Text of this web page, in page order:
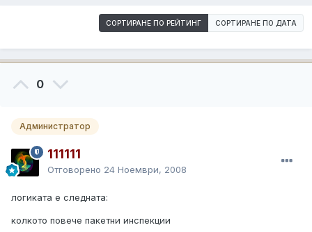
СОРТИРАНЕ ПО РЕЙТИНГ СОРТИРАНЕ ПО ДАТА
0
Администратор
111111
Отговорено 24 Ноември, 2008
логиката е следната:
колкото повече пакетни инспекции